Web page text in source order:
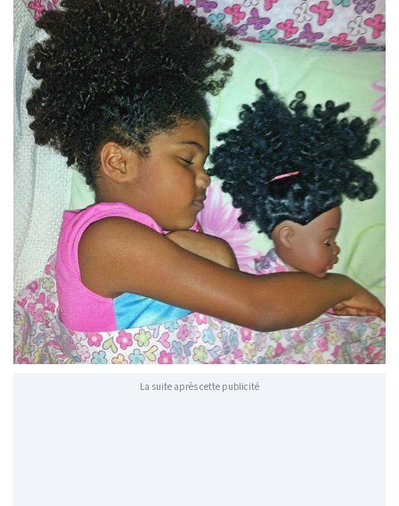
La suite après cette publicité